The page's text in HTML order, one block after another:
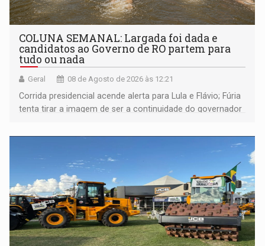
COLUNA SEMANAL: Largada foi dada e
candidatos ao Governo de RO partem para
tudo ou nada
Geral 08 de Agosto de 2026 às 12:21
Corrida presidencial acende alerta para Lula e Flávio; Fúria
tenta tirar a imagem de ser a continuidade do governador
não ter entrado no modo eleição; ABAV faz evento em